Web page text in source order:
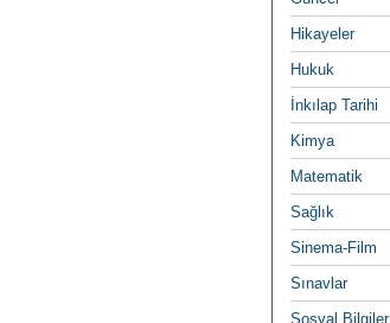
Hikayeler
Hukuk
İnkılap Tarihi
Kimya
Matematik
Sağlık
Sinema-Film
Sınavlar
Sosyal Bilgiler